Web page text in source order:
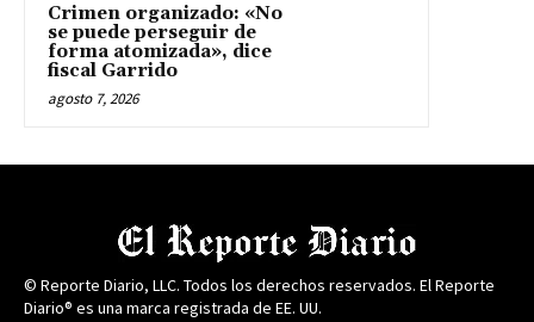
Crimen organizado: «No
se puede perseguir de
forma atomizada», dice
fiscal Garrido
agosto 7, 2026
© Reporte Diario, LLC. Todos los derechos reservados. El Reporte
Diario® es una marca registrada de EE. UU.